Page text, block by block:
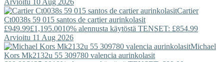
Cartier
Ct0038s 59 015 santos de cartier aurinkolasit
£949.99£1,195.0010% alennusta käytöstä TENSET: £854.99
Arvioitu 11 Aug 2026
Michael
Kors Mk2132u 55 309780 valencia aurinkolasit